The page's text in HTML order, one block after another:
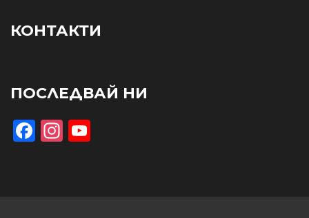
КОНТАКТИ
ПОСЛЕДВАЙ НИ
Facebook
Instagram